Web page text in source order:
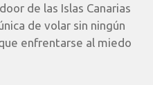
de las Islas Canarias
de volar sin ningún
enfrentarse al miedo